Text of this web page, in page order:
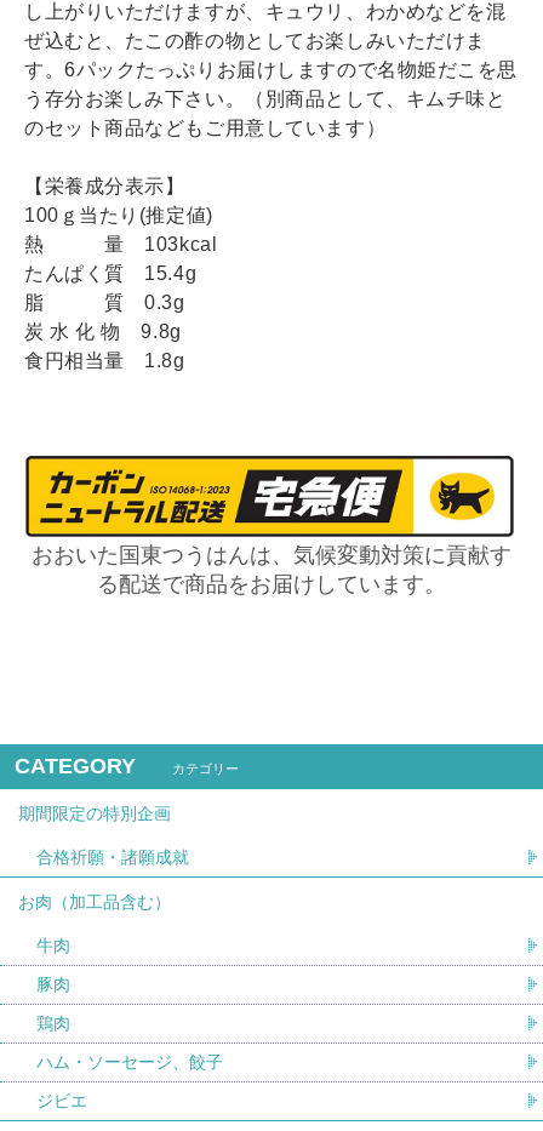
し上がりいただけますが、キュウリ、わかめなどを混
ぜ込むと、たこの酢の物としてお楽しみいただけま
す。6パックたっぷりお届けしますので名物姫だこを思
う存分お楽しみ下さい。
（別商品として、キムチ味と
のセット商品などもご用意しています）
【栄養成分表示】
100ｇ当たり(推定値)
熱 量 103kcal
たんぱく質 15.4g
脂 質 0.3g
炭 水 化 物 9.8g
食円相当量 1.8g
おおいた国東つうはんは、気候変動対策に貢献す
る配送で商品をお届けしています。
CATEGORY カテゴリー
期間限定の特別企画
合格祈願・諸願成就
お肉（加工品含む）
牛肉
豚肉
鶏肉
ハム・ソーセージ、餃子
ジビエ